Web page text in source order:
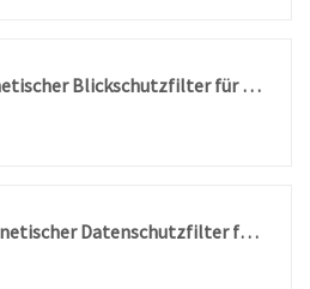
LAMA Magnetischer Blickschutzfilter für 14 Zoll Laptop, Blickschutzfolie Sichtschutzfolie Abnehmbarer Datenschutzfilter Sichtschutzfilter Laptop Screen Filter, Anti-Blaulicht & Blendschutz (16:9)
Pozlle Magnetischer Datenschutzfilter für MacBook Pro 15 Zoll (2016-2019), Bildschirmfilter gegen Ausspähen, gegen Blendung, Sichtschutzfolie für MacBook Pro 15 Zoll (A1707, A1990)